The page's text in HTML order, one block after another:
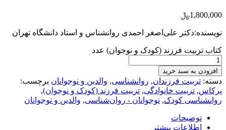
1,800,000﷼
نویسنده:دکتر علی‌اصغر احمدی روانشناس و استاد دانشگاه تهران
کتاب تربیت فرزند (کودک و نوجوان) عدد
افزودن به سبد خرید
دسته: تربیت فرزندان, روانشناسی, والدین و نوجوانان برچسب:
پرکاس, تربیت خانوادگی, تربیت فرزند (کودک و نوجوان),
روانشناسی کودک, نوجوانان - روان‌شناسی, والدین و نوجوانان
توضیحات
اطلاعات بیشتر